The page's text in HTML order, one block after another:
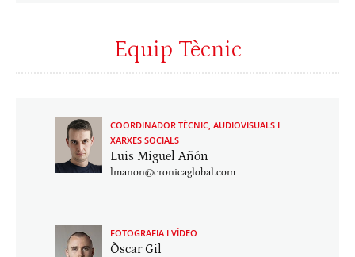
Equip Tècnic
COORDINADOR TÈCNIC, AUDIOVISUALS I
XARXES SOCIALS
Luis Miguel Añón
lmanon@cronicaglobal.com
FOTOGRAFIA I VÍDEO
Òscar Gil